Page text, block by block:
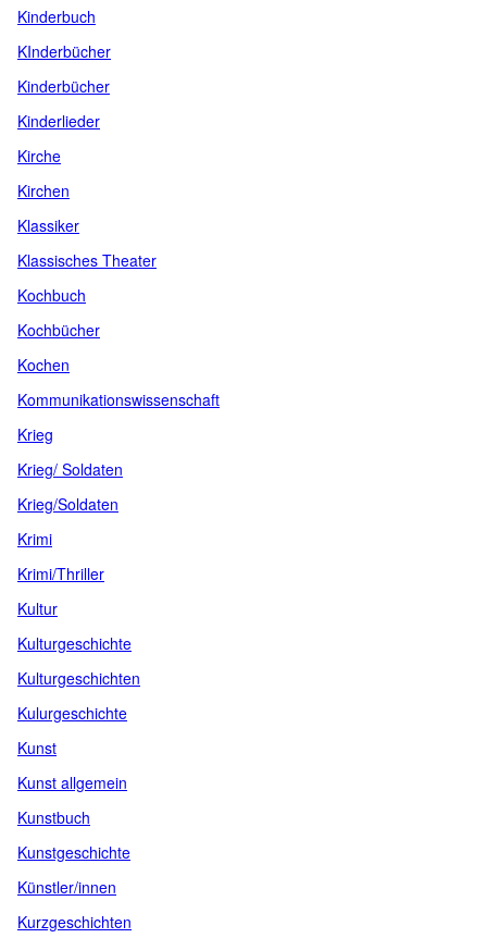
Kinderbuch
KInderbücher
Kinderbücher
Kinderlieder
Kirche
Kirchen
Klassiker
Klassisches Theater
Kochbuch
Kochbücher
Kochen
Kommunikationswissenschaft
Krieg
Krieg/ Soldaten
Krieg/Soldaten
Krimi
Krimi/Thriller
Kultur
Kulturgeschichte
Kulturgeschichten
Kulurgeschichte
Kunst
Kunst allgemein
Kunstbuch
Kunstgeschichte
Künstler/innen
Kurzgeschichten